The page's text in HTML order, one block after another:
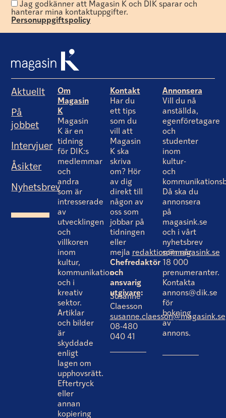
Jag godkänner att Magasin K och DIK sparar och
hanterar mina kontaktuppgifter.
Personuppgiftspolicy
Aktuellt
På
jobbet
Intervjuer
Åsikter
Nyhetsbrev
Om
Magasin
K
Magasin
K är en
tidning
för DIK:s
medlemmar
och
andra
som är
intresserade
av
utvecklingen
och
villkoren
inom
kultur,
kommunikation
och i
kreativ
sektor.
Artiklar
och bilder
är
skyddade
enligt
lagen om
upphovsrätt.
Eftertryck
eller
annan
kopiering
Kontakt
Har du
ett tips
som du
vill att
Magasin
K ska
skriva
om? Hör
av dig
direkt till
någon av
oss som
jobbar på
tidningen
eller
mejla redaktion@magasink.se
Chefredaktör
och
ansvarig
utgivare:
Susanne
Claesson
susanne.claesson@magasink.se
08-480
040 41
Annonsera
Vill du nå
anställda,
egenföretagare
och
studenter
inom
kultur-
och
Då ska du
annonsera
på
magasink.se
och i vårt
nyhetsbrev
som når
18 000
prenumeranter.
Kontakta
annons@dik.se
för
bokning
av
annons.